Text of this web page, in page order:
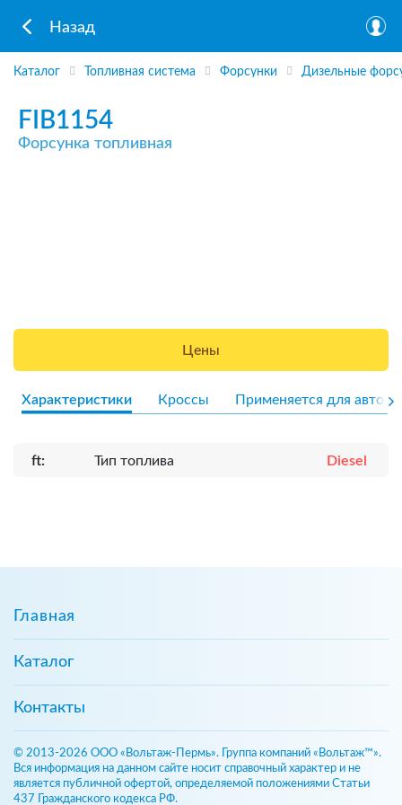
Назад
Каталог Топливная система Форсунки Дизельные
FIB1154
Форсунка топливная
Цены
Характеристики Кроссы Применяется для авто
ft: Тип топлива Diesel
Главная
Каталог
Контакты
© 2013-2026 ООО «Вольтаж-Пермь». Группа компаний «Вольтаж™».
Вся информация на данном сайте носит справочный характер и не
является публичной офертой, определяемой положениями Статьи
437 Гражданского кодекса РФ.